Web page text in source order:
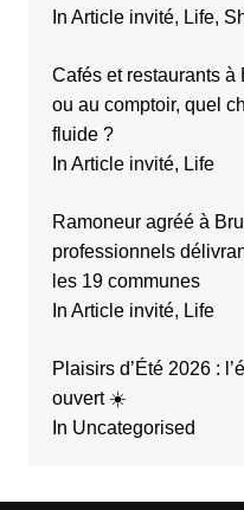
In Article invité, Life,
Cafés et restaurants
ou au comptoir, quel
fluide ?
In Article invité, Life
Ramoneur agréé à
professionnels
les 19 communes
In Article invité, Life
Plaisirs d’Été 2026 :
ouvert ☀️
In Uncategorised